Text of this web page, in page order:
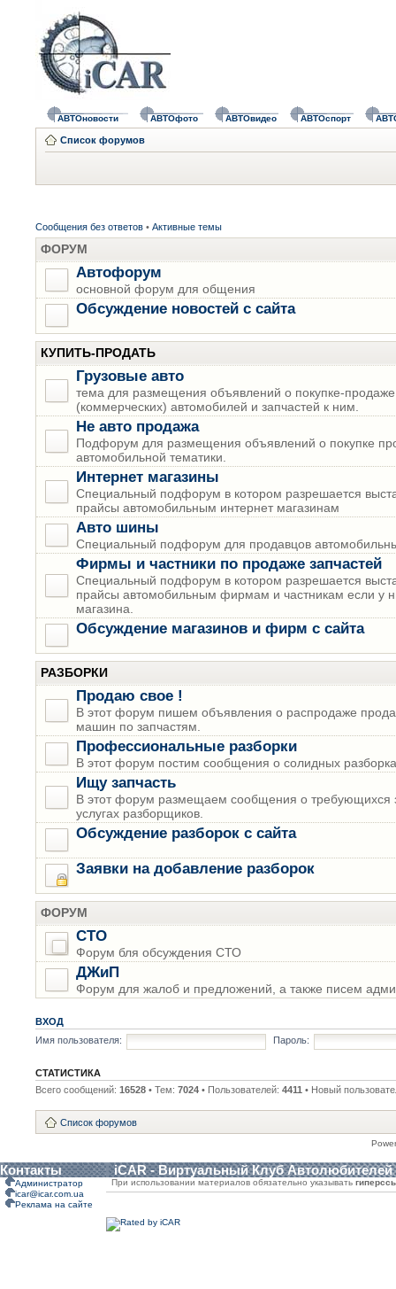
АВТОновости АВТОфото АВТОвидео АВТОспорт
Список форумов
Сообщения без ответов • Активные темы
ФОРУМ
Автофорум
основной форум для общения
Обсуждение новостей с сайта
КУПИТЬ-ПРОДАТЬ
Грузовые авто
тема для размещения объявлений о покупке-продаже
(коммерческих) автомобилей и запчастей к ним.
Не авто продажа
Подфорум для размещения объявлений о покупке
автомобильной тематики.
Интернет магазины
Специальный подфорум в котором разрешается
прайсы автомобильным интернет магазинам
Авто шины
Специальный подфорум для продавцов
Фирмы и частники по продаже запчастей
Специальный подфорум в котором разрешается
прайсы автомобильным фирмам и частникам если у
магазина.
Обсуждение магазинов и фирм с сайта
РАЗБОРКИ
Продаю свое !
В этот форум пишем объявления о распродаже
машин по запчастям.
Профессиональные разборки
В этот форум постим сообщения о солидных
Ищу запчасть
В этот форум размещаем сообщения о требующихся
услугах разборщиков.
Обсуждение разборок с сайта
Заявки на добавление разборок
ФОРУМ
СТО
Форум бля обсуждения СТО
ДЖиП
Форум для жалоб и предложений, а также писем
ВХОД
Имя пользователя:
Пароль:
СТАТИСТИКА
Всего сообщений: 16528 • Тем: 7024 • Пользователей: 4411 • Новый
Список форумов
Контакты iCAR - Виртуальный Клуб Автолюбителей
Администратор
icar@icar.com.ua
Реклама на сайте
При использовании материалов обязательно указывать